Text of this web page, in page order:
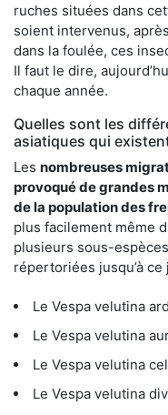
ruches situées dans
soient intervenus,
dans la foulée, ces
Il faut le dire,
chaque année.
Quelles sont les
asiatiques qui
Les nombreuses
provoqué de grandes
de la population des
plus facilement même
plusieurs sous-
répertoriées jusqu’à ce
Le Vespa velutina
Le Vespa velutina
Le Vespa velutina
Le Vespa velutina